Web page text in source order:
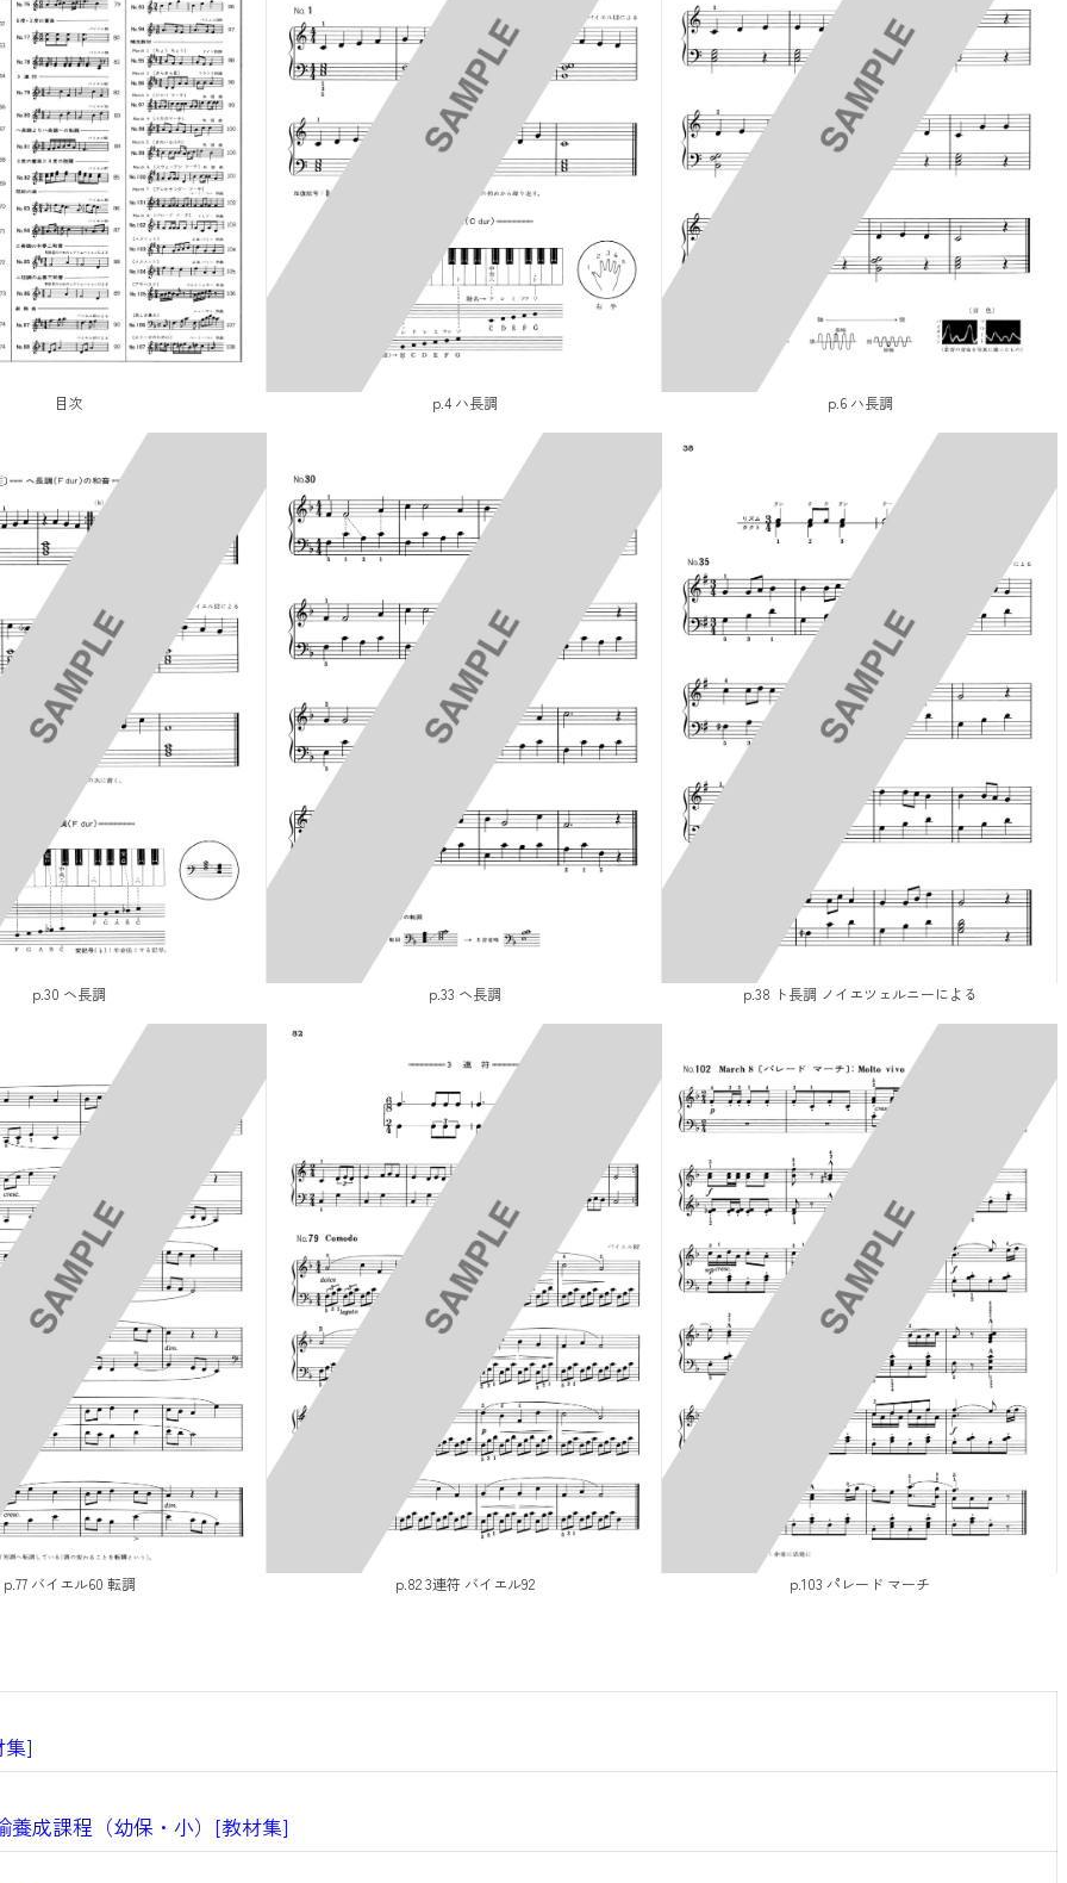
目次 p.4 ハ長調 p.6 ハ長調
p.30 ヘ長調 p.33 ヘ長調 p.38 ト長調 ノイエツェルニーによる
p.77 バイエル60 転調 p.82 3連符 バイエル92 p.103 パレード マーチ
]
成課程（幼保・小）[教材集]